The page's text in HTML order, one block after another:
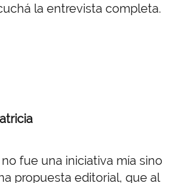
la entrevista completa.
fue una iniciativa mía sino
propuesta editorial, que al